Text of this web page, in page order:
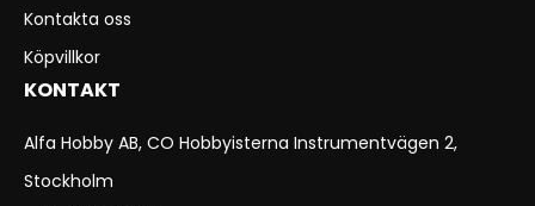
Kontakta oss
Köpvillkor
KONTAKT
Alfa Hobby AB, CO Hobbyisterna Instrumentvägen 2,
Stockholm